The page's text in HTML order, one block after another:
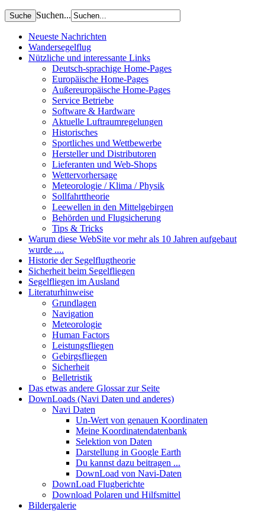
Suchen...
Neueste Nachrichten
Wandersegelflug
Nützliche und interessante Links
Deutsch-sprachige Home-Pages
Europäische Home-Pages
Außereuropäische Home-Pages
Service Betriebe
Software & Hardware
Aktuelle Luftraumregelungen
Historisches
Sportliches und Wettbewerbe
Hersteller und Distributoren
Lieferanten und Web-Shops
Wettervorhersage
Meteorologie / Klima / Physik
Sollfahrttheorie
Leewellen in den Mittelgebirgen
Behörden und Flugsicherung
Tips & Tricks
Warum diese WebSite vor mehr als 10 Jahren aufgebaut
wurde ....
Historie der Segelflugtheorie
Sicherheit beim Segelfliegen
Segelfliegen im Ausland
Literaturhinweise
Grundlagen
Navigation
Meteorologie
Human Factors
Leistungsfliegen
Gebirgsfliegen
Sicherheit
Belletristik
Das etwas andere Glossar zur Seite
DownLoads (Navi Daten und anderes)
Navi Daten
Un-Wert von genauen Koordinaten
Meine Koordinatendatenbank
Selektion von Daten
Darstellung in Google Earth
Du kannst dazu beitragen ...
DownLoad von Navi-Daten
DownLoad Flugberichte
Download Polaren und Hilfsmittel
Bildergalerie